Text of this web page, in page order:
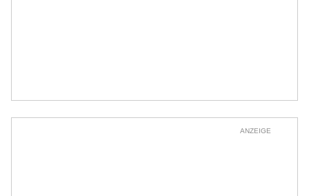
ANZEIGE